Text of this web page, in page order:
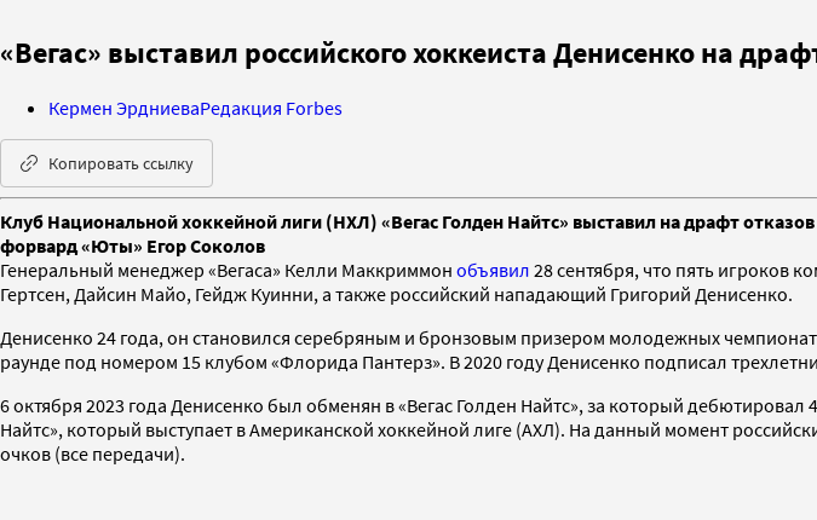
«Вегас» выставил российского хоккеиста Денисенко на
Кермен ЭрдниеваРедакция Forbes
Копировать ссылку
Клуб Национальной хоккейной лиги (НХЛ) «Вегас Голден Найтс» выставил на драфт
форвард «Юты» Егор Соколов
Генеральный менеджер «Вегаса» Келли Маккриммон объявил 28 сентября, что пять игроков
Гертсен, Дайсин Майо, Гейдж Куинни, а также российский нападающий Григорий Денисенко.
Денисенко 24 года, он становился серебряным и бронзовым призером молодежных
раунде под номером 15 клубом «Флорида Пантерз». В 2020 году Денисенко подписал
6 октября 2023 года Денисенко был обменян в «Вегас Голден Найтс», за который
Найтс», который выступает в Американской хоккейной лиге (АХЛ). На данный момент
очков (все передачи).